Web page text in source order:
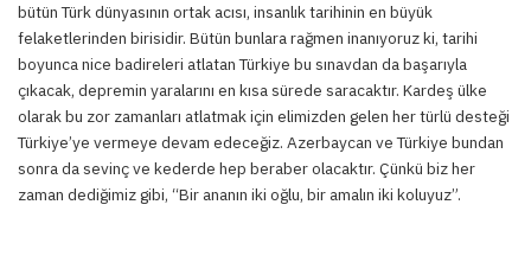
bütün Türk dünyasının ortak acısı, insanlık tarihinin en büyük
felaketlerinden birisidir. Bütün bunlara rağmen inanıyoruz ki, tarihi
boyunca nice badireleri atlatan Türkiye bu sınavdan da başarıyla
çıkacak, depremin yaralarını en kısa sürede saracaktır. Kardeş ülke
olarak bu zor zamanları atlatmak için elimizden gelen her türlü desteği
Türkiye’ye vermeye devam edeceğiz. Azerbaycan ve Türkiye bundan
sonra da sevinç ve kederde hep beraber olacaktır. Çünkü biz her
zaman dediğimiz gibi, “Bir ananın iki oğlu, bir amalın iki koluyuz”.